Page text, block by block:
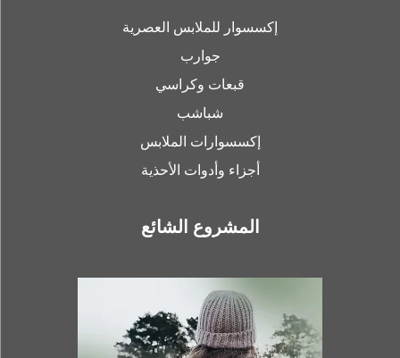
إكسسوار للملابس العصرية
جوارب
قبعات وكراسي
شباشب
إكسسوارات الملابس
أجزاء وأدوات الأحذية
المشروع الشائع